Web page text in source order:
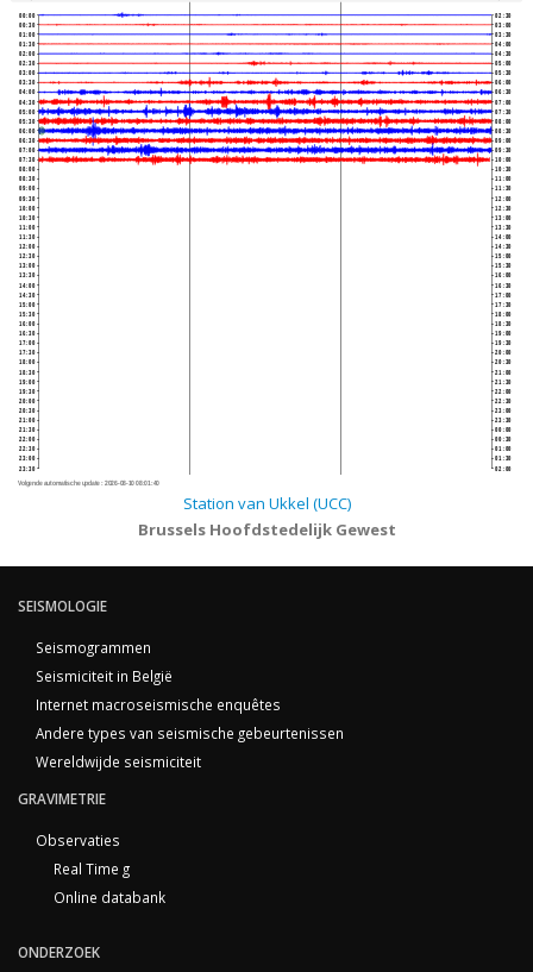
00:00
00:30
01:00
01:30
02:00
02:30
03:00
03:30
04:00
04:30
05:00
05:30
06:00
06:30
07:00
07:30
08:00
08:30
09:00
09:30
10:00
10:30
11:00
11:30
12:00
12:30
13:00
13:30
14:00
14:30
15:00
15:30
16:00
16:30
17:00
17:30
18:00
18:30
19:00
19:30
20:00
20:30
21:00
21:30
22:00
22:30
23:00
23:30
02:30
03:00
03:30
04:00
04:30
05:00
05:30
06:00
06:30
07:00
07:30
08:00
08:30
09:00
09:30
10:00
10:30
11:00
11:30
12:00
12:30
13:00
13:30
14:00
14:30
15:00
15:30
16:00
16:30
17:00
17:30
18:00
18:30
19:00
19:30
20:00
20:30
21:00
21:30
22:00
22:30
23:00
23:30
00:00
00:30
01:00
01:30
02:00
Volgende automatische update : 2026-08-10 08:01:40
Station van Ukkel (UCC)
Brussels Hoofdstedelijk Gewest
SEISMOLOGIE
Seismogrammen
Seismiciteit in België
Internet macroseismische enquêtes
Andere types van seismische gebeurtenissen
Wereldwijde seismiciteit
GRAVIMETRIE
Observaties
Real Time g
Online databank
ONDERZOEK